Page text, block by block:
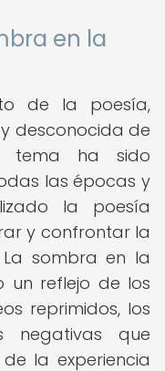
en la
de la poesía,
desconocida de
tema ha sido
las épocas y
la poesía
y confrontar la
sombra en la
un reflejo de los
reprimidos, los
negativas que
la experiencia